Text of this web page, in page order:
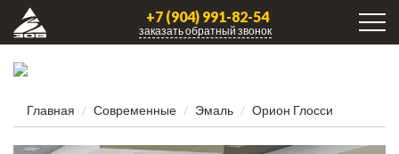
+7 (904) 991-82-54
заказать обратный звонок
Главная Современные Эмаль Орион Глосси